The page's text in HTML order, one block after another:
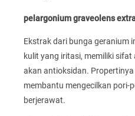
pelargonium graveolens
Ekstrak dari bunga geranium
kulit yang iritasi, memiliki
akan antioksidan.
membantu mengecilkan pori-
berjerawat.